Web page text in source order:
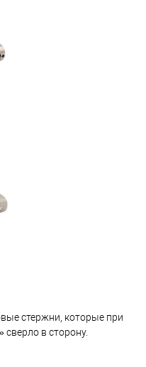
стержни, которые при
сверло в сторону.